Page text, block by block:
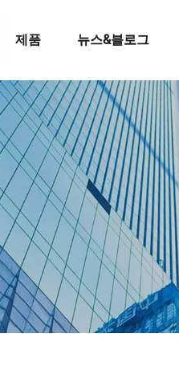
제품 뉴스&블로그